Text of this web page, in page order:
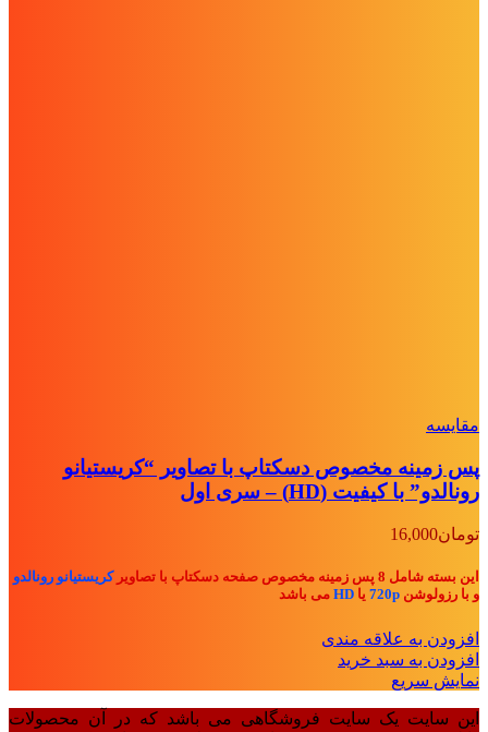
مقايسه
پس زمینه مخصوص دسکتاپ با تصاویر “کریستیانو
رونالدو” با کیفیت (HD) – سری اول
تومان16,000
این بسته شامل 8 پس زمینه مخصوص صفحه دسکتاپ با تصاویر
کریستیانو رونالدو
و با رزولوشن 720p یا HD می باشد
افزودن به علاقه مندی
افزودن به سبد خرید
نمایش سریع
این سایت یک سایت فروشگاهی می باشد که در آن محصولات